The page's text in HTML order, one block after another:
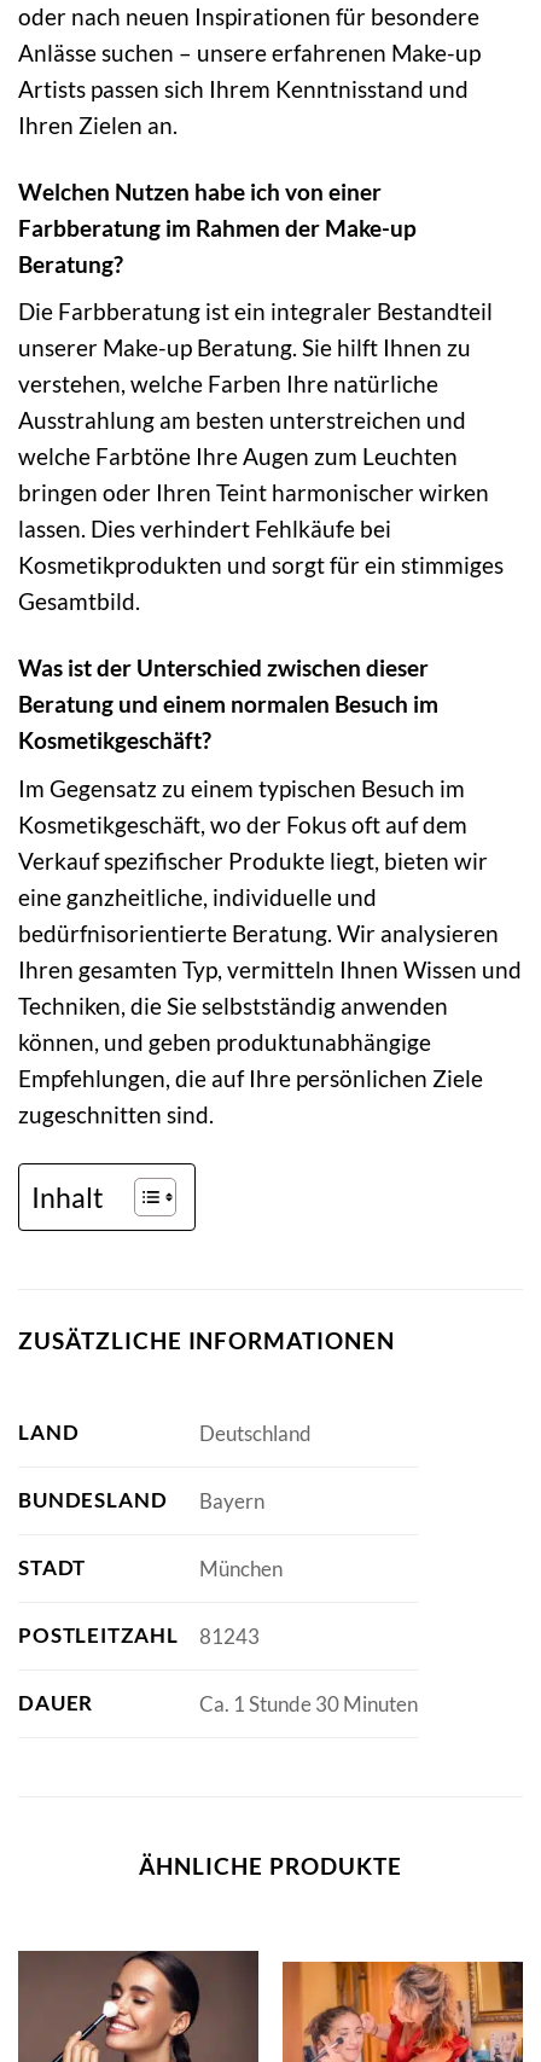
oder nach neuen Inspirationen für besondere
Anlässe suchen – unsere erfahrenen Make-up
Artists passen sich Ihrem Kenntnisstand und
Ihren Zielen an.
Welchen Nutzen habe ich von einer
Farbberatung im Rahmen der Make-up
Beratung?
Die Farbberatung ist ein integraler Bestandteil
unserer Make-up Beratung. Sie hilft Ihnen zu
verstehen, welche Farben Ihre natürliche
Ausstrahlung am besten unterstreichen und
welche Farbtöne Ihre Augen zum Leuchten
bringen oder Ihren Teint harmonischer wirken
lassen. Dies verhindert Fehlkäufe bei
Kosmetikprodukten und sorgt für ein stimmiges
Gesamtbild.
Was ist der Unterschied zwischen dieser
Beratung und einem normalen Besuch im
Kosmetikgeschäft?
Im Gegensatz zu einem typischen Besuch im
Kosmetikgeschäft, wo der Fokus oft auf dem
Verkauf spezifischer Produkte liegt, bieten wir
eine ganzheitliche, individuelle und
bedürfnisorientierte Beratung. Wir analysieren
Ihren gesamten Typ, vermitteln Ihnen Wissen und
Techniken, die Sie selbstständig anwenden
können, und geben produktunabhängige
Empfehlungen, die auf Ihre persönlichen Ziele
zugeschnitten sind.
Inhalt
ZUSÄTZLICHE INFORMATIONEN
LAND Deutschland
BUNDESLAND Bayern
STADT München
POSTLEITZAHL 81243
DAUER Ca. 1 Stunde 30 Minuten
ÄHNLICHE PRODUKTE